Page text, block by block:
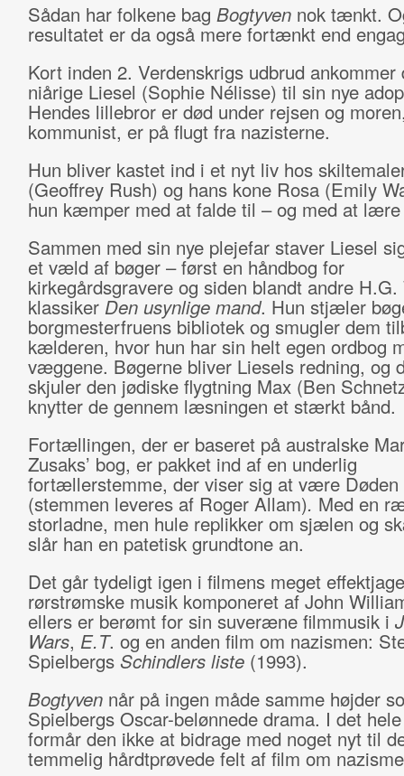
Sådan har folkene bag Bogtyven nok tænkt.
resultatet er da også mere fortænkt end
Kort inden 2. Verdenskrigs udbrud ankommer
niårige Liesel (Sophie Nélisse) til sin nye
Hendes lillebror er død under rejsen og
kommunist, er på flugt fra nazisterne.
Hun bliver kastet ind i et nyt liv hos
(Geoffrey Rush) og hans kone Rosa (Emily
hun kæmper med at falde til – og med at
Sammen med sin nye plejefar staver Liesel
et væld af bøger – først en håndbog for
kirkegårdsgravere og siden blandt andre H.G.
klassiker Den usynlige mand. Hun stjæler
borgmesterfruens bibliotek og smugler dem
kælderen, hvor hun har sin helt egen ordbog
væggene. Bøgerne bliver Liesels redning, og
skjuler den jødiske flygtning Max (Ben
knytter de gennem læsningen et stærkt bånd.
Fortællingen, der er baseret på australske
Zusaks’ bog, er pakket ind af en underlig
fortællerstemme, der viser sig at være Døden
(stemmen leveres af Roger Allam). Med en
storladne, men hule replikker om sjælen og
slår han en patetisk grundtone an.
Det går tydeligt igen i filmens meget
rørstrømske musik komponeret af John
ellers er berømt for sin suveræne filmmusik i
Wars, E.T. og en anden film om nazismen:
Spielbergs Schindlers liste (1993).
Bogtyven når på ingen måde samme højder
Spielbergs Oscar-belønnede drama. I det
formår den ikke at bidrage med noget nyt til
temmelig hårdtprøvede felt af film om